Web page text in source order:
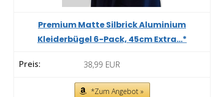
Premium Matte Silbrick Aluminium
Kleiderbügel 6-Pack, 45cm Extra...*
38,99 EUR
*Zum Angebot »